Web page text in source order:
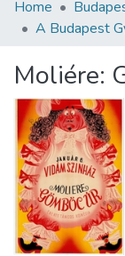
Communities &
Statistics
About us
Home
Moliére: